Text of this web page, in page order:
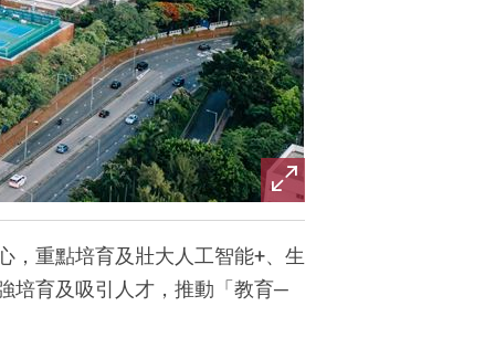
，重點培育及壯大人工智能+、生
培育及吸引人才，推動「教育─